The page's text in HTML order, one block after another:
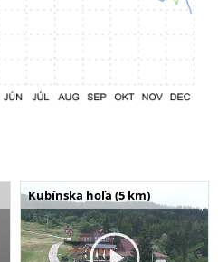
Kubínska hoľa (5 km)